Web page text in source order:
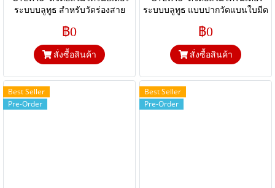
ระบบบลูทูธ สำหรับวัดร่องสาย
0.5mm-Cone 30°/Ø0.5mm )
฿0
สั่งซื้อสินค้า
ระบบบลูทูธ แบบปากวัดแบนใบมีด
0.75x6.5mm)
฿0
สั่งซื้อสินค้า
Best Seller
Pre-Order
Best Seller
Pre-Order